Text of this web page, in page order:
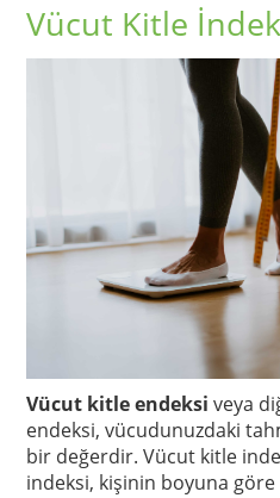
Vücut Kitle
Vücut kitle endeksi veya
endeksi, vücudunuzdaki
bir değerdir. Vücut kitle
indeksi, kişinin boyuna